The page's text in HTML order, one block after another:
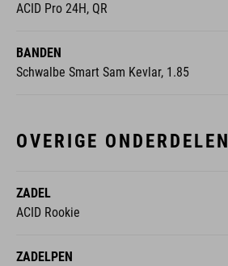
ACID Pro 24H, QR
BANDEN
Schwalbe Smart Sam Kevlar, 1.85
OVERIGE ONDERDELEN
ZADEL
ACID Rookie
ZADELPEN